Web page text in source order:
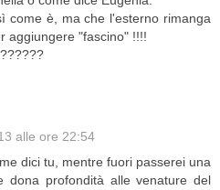
come è, ma che l'esterno rimanga
aggiungere "fascino" !!!!
alle ore 22:54
dici tu, mentre fuori passerei una
dona profondità alle venature del